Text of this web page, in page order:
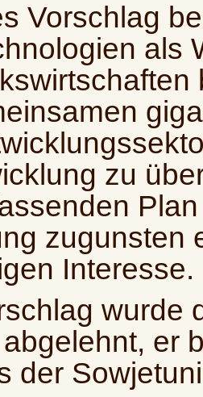
Vorschlag
als
zu
zugunsten
Interesse.
wurde
er
der